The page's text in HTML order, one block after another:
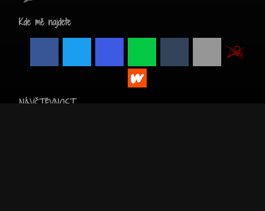
Kde mě najdete
NÁVŠTĚVNOST